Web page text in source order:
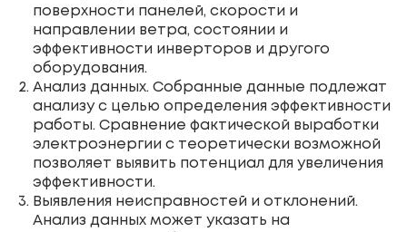
поверхности панелей, скорости и
направлении ветра, состоянии и
эффективности инверторов и другого
оборудования.
Анализ данных. Собранные данные подлежат
анализу с целью определения эффективности
работы. Сравнение фактической выработки
электроэнергии с теоретически возможной
позволяет выявить потенциал для увеличения
эффективности.
Выявления неисправностей и отклонений.
Анализ данных может указать на